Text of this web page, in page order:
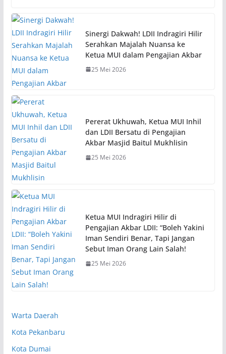
Sinergi Dakwah! LDII Indragiri Hilir
Serahkan Majalah Nuansa ke
Ketua MUI dalam Pengajian Akbar
25 Mei 2026
Pererat Ukhuwah, Ketua MUI Inhil
dan LDII Bersatu di Pengajian
Akbar Masjid Baitul Mukhlisin
25 Mei 2026
Ketua MUI Indragiri Hilir di
Pengajian Akbar LDII: “Boleh Yakini
Iman Sendiri Benar, Tapi Jangan
Sebut Iman Orang Lain Salah!
25 Mei 2026
Warta Daerah
Kota Pekanbaru
Kota Dumai